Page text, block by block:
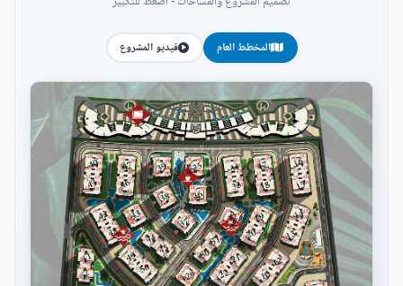
المخطط العام فيديو المشروع